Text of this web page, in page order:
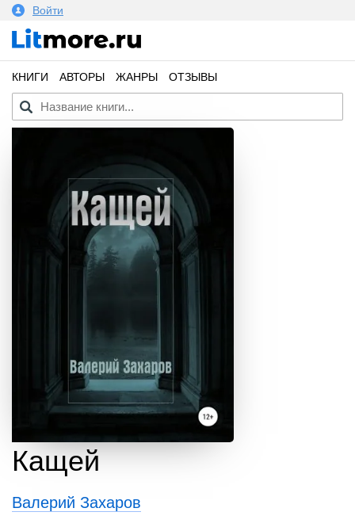
Войти
КНИГИ АВТОРЫ ЖАНРЫ ОТЗЫВЫ
Кащей
Валерий Захаров